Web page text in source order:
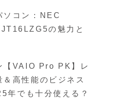
ソコン：NEC
の魅力と
【VAIO Pro PK】レ
＆高性能のビジネス
年でも十分使える？